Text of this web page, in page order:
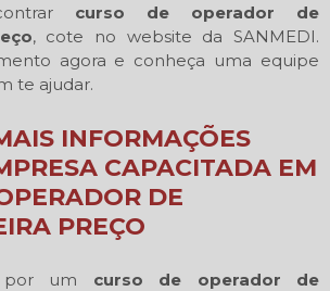
curso de operador de
, cote no website da SANMEDI.
agora e conheça uma equipe
te ajudar.
INFORMAÇÕES
CAPACITADA EM
DE
PREÇO
por um curso de operador de